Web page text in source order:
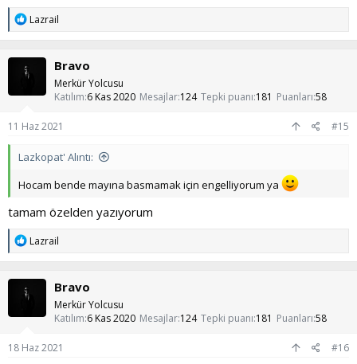
T
p
k
l
e
Lazrail
Bravo
Merkür Yolcusu
Katılım 6 Kas 2020 Mesajlar 124 Tepki puanı 181 Puanları 58
11 Haz 2021 #15
Lazkopat' Alıntı:
Hocam bende mayına basmamak için engelliyorum ya
tamam özelden yazıyorum
T
p
k
l
e
Lazrail
Bravo
Merkür Yolcusu
Katılım 6 Kas 2020 Mesajlar 124 Tepki puanı 181 Puanları 58
18 Haz 2021 #16